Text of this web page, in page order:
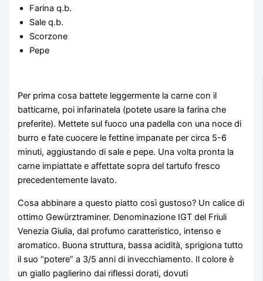
Farina q.b.
Sale q.b.
Scorzone
Pepe
Per prima cosa battete leggermente la carne con il
batticarne, poi infarinatela (potete usare la farina che
preferite). Mettete sul fuoco una padella con una noce di
burro e fate cuocere le fettine impanate per circa 5-6
minuti, aggiustando di sale e pepe. Una volta pronta la
carne impiattate e affettate sopra del tartufo fresco
precedentemente lavato.
Cosa abbinare a questo piatto così gustoso? Un calice di
ottimo Gewürztraminer. Denominazione IGT del Friuli
Venezia Giulia, dal profumo caratteristico, intenso e
aromatico. Buona struttura, bassa acidità, sprigiona tutto
il suo “potere” a 3/5 anni di invecchiamento. Il colore è
un giallo paglierino dai riflessi dorati, dovuti